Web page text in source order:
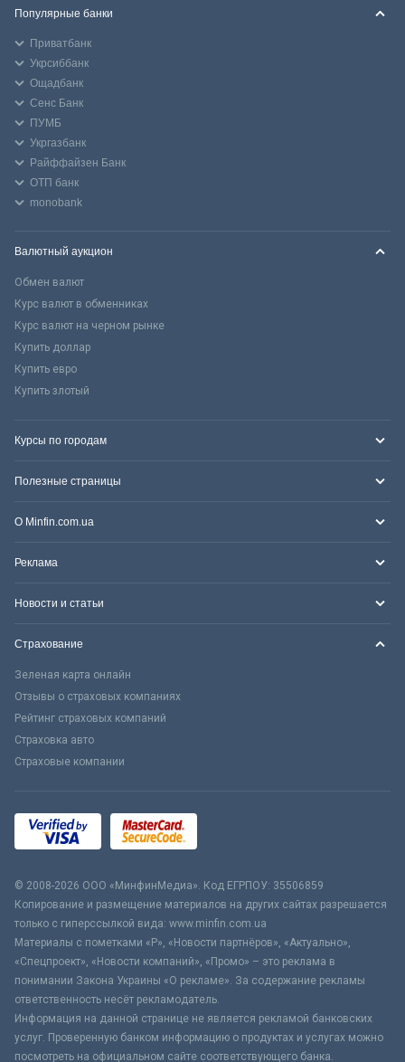
Популярные банки
Приватбанк
Укрсиббанк
Ощадбанк
Сенс Банк
ПУМБ
Укргазбанк
Райффайзен Банк
ОТП банк
monobank
Валютный аукцион
Обмен валют
Курс валют в обменниках
Курс валют на черном рынке
Купить доллар
Купить евро
Купить злотый
Курсы по городам
Полезные страницы
О Minfin.com.ua
Реклама
Новости и статьи
Страхование
Зеленая карта онлайн
Отзывы о страховых компаниях
Рейтинг страховых компаний
Страховка авто
Страховые компании
© 2008-2026 ООО «МинфинМедиа». Код ЕГРПОУ: 35506859
Копирование и размещение материалов на других сайтах разрешается
только с гиперссылкой вида: www.minfin.com.ua
Материалы с пометками «Р», «Новости партнёров», «Актуально»,
«Спецпроект», «Новости компаний», «Промо» – это реклама в
понимании Закона Украины «О рекламе». За содержание рекламы
ответственность несёт рекламодатель.
Информация на данной странице не является рекламой банковских
услуг. Проверенную банком информацию о продуктах и услугах можно
посмотреть на официальном сайте соответствующего банка.